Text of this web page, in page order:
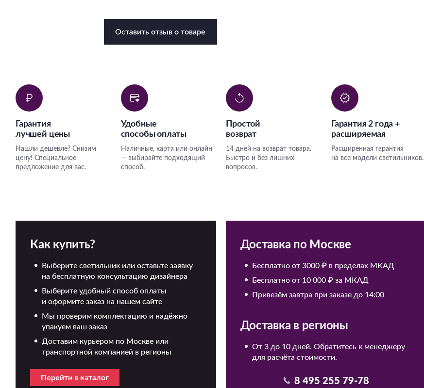
Оставить отзыв о товаре
Гарантия
лучшей цены
Нашли дешевле? Снизим
цену! Специальное
предложение для вас.
Удобные
способы оплаты
Наличные, карта или онлайн
— выбирайте подходящий
способ.
Простой
возврат
14 дней на возврат товара.
Быстро и без лишних
вопросов.
Гарантия 2 года +
расширяемая
Расширенная гарантия
на все модели светильников.
Как купить?
Выберите светильник или оставьте заявку
на бесплатную консультацию дизайнера
Выберите удобный способ оплаты
и оформите заказ на нашем сайте
Мы проверим комплектацию и надёжно
упакуем ваш заказ
Доставим курьером по Москве или
транспортной компанией в регионы
Перейти в каталог
Доставка по Москве
Бесплатно от 3000 ₽ в пределах МКАД
Бесплатно от 10 000 ₽ за МКАД
Привезём завтра при заказе до 14:00
Доставка в регионы
От 3 до 10 дней. Обратитесь к менеджеру
для расчёта стоимости.
8 495 255 79-78